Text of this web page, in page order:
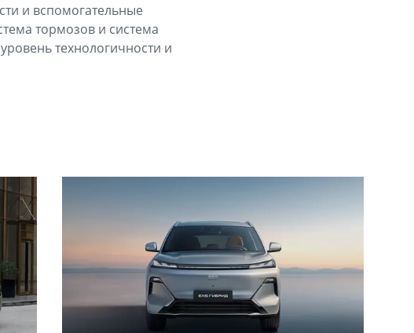
и вспомогательные
тормозов и система
технологичности и